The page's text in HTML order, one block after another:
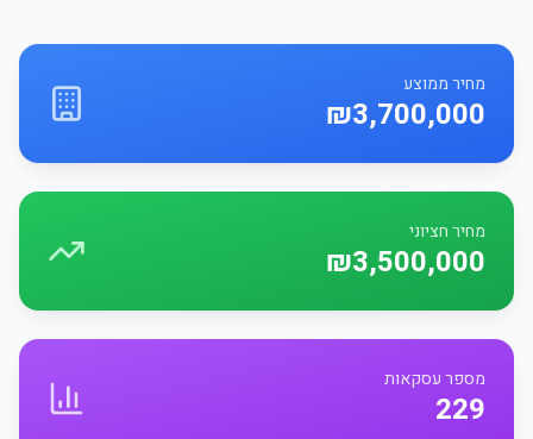
מחיר ממוצע
₪3,700,000
מחיר חציוני
₪3,500,000
מספר עסקאות
229